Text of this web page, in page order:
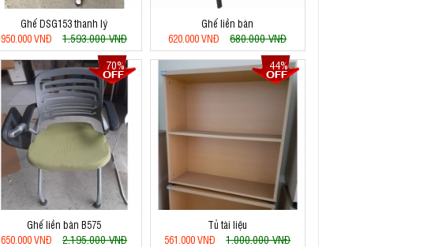
Ghế DSG153 thanh lý
950.000 VNĐ
1.593.000 VNĐ
Ghế liền bàn
620.000 VNĐ
680.000 VNĐ
70%
Ghế liền bàn B575
650.000 VNĐ
2.195.000 VNĐ
44%
Tủ tài liệu
561.000 VNĐ
1.000.000 VNĐ